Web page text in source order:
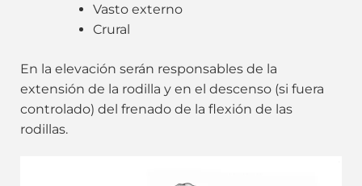
Vasto externo
Crural
En la elevación serán responsables de la
extensión de la rodilla y en el descenso (si fuera
controlado) del frenado de la flexión de las
rodillas.